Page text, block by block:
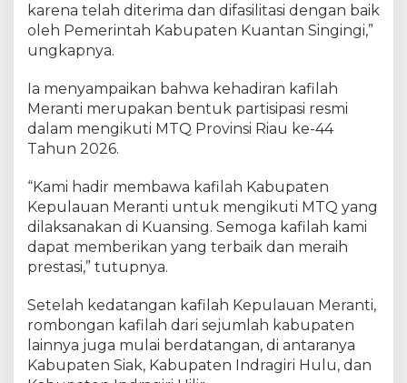
karena telah diterima dan difasilitasi dengan baik
oleh Pemerintah Kabupaten Kuantan Singingi,”
ungkapnya.
Ia menyampaikan bahwa kehadiran kafilah
Meranti merupakan bentuk partisipasi resmi
dalam mengikuti MTQ Provinsi Riau ke-44
Tahun 2026.
“Kami hadir membawa kafilah Kabupaten
Kepulauan Meranti untuk mengikuti MTQ yang
dilaksanakan di Kuansing. Semoga kafilah kami
dapat memberikan yang terbaik dan meraih
prestasi,” tutupnya.
Setelah kedatangan kafilah Kepulauan Meranti,
rombongan kafilah dari sejumlah kabupaten
lainnya juga mulai berdatangan, di antaranya
Kabupaten Siak, Kabupaten Indragiri Hulu, dan